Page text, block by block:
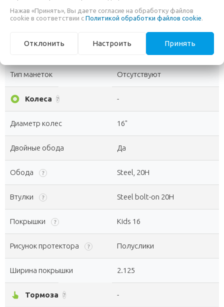
Цепь ? KMC C410
-
Тип манеток Отсутствуют
album Колеса ? -
Диаметр колес 16"
Двойные обода Да
Обода ? Steel, 20H
Втулки ? Steel bolt-on 20H
Покрышки ? Kids 16
Рисунок протектора ? Полуслики
Ширина покрышки 2.125
pan_tool_alt Тормоза ? -
Нажав «Принять», Вы даете согласие на обработку файлов
cookie в соответствии с Политикой обработки файлов cookie.
Отклонить Настроить Принять